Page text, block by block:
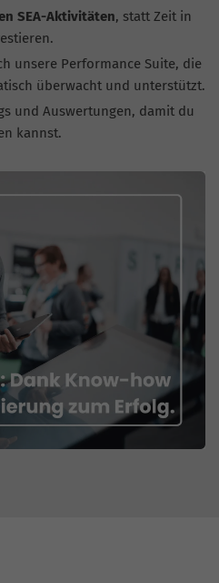
SEA-Aktivitäten, statt Zeit in
unsere Performance Suite, die
überwacht und unterstützt.
und Auswertungen, damit du
kannst.